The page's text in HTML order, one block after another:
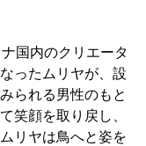
国内のクリエータ
ったムリヤが、設
られる男性のもと
笑顔を取り戻し、
リヤは鳥へと姿を